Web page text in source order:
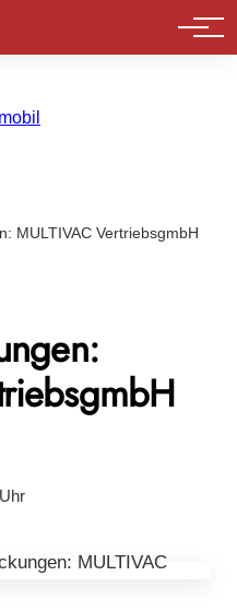
MULTIVAC VertriebsgmbH